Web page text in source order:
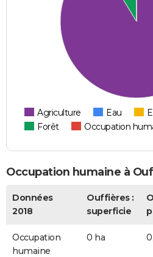
Agriculture Eau
Forêt
Occupation
Occupation humaine à
Données
2018
Ouffières :
superficie
Occupation
humaine
0 ha